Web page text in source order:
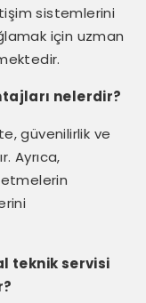
sistemlerini
için uzman
nelerdir?
güvenilirlik ve
Ayrıca,
teknik servisi